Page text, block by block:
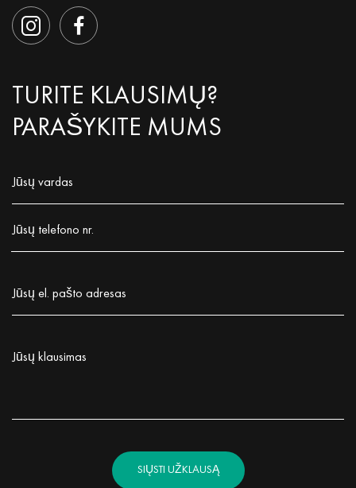
TURITE KLAUSIMŲ?
PARAŠYKITE MUMS
Jūsų vardas
Jūsų telefono nr.
Jūsų el. pašto adresas
Jūsų klausimas
SIŲSTI UŽKLAUSĄ